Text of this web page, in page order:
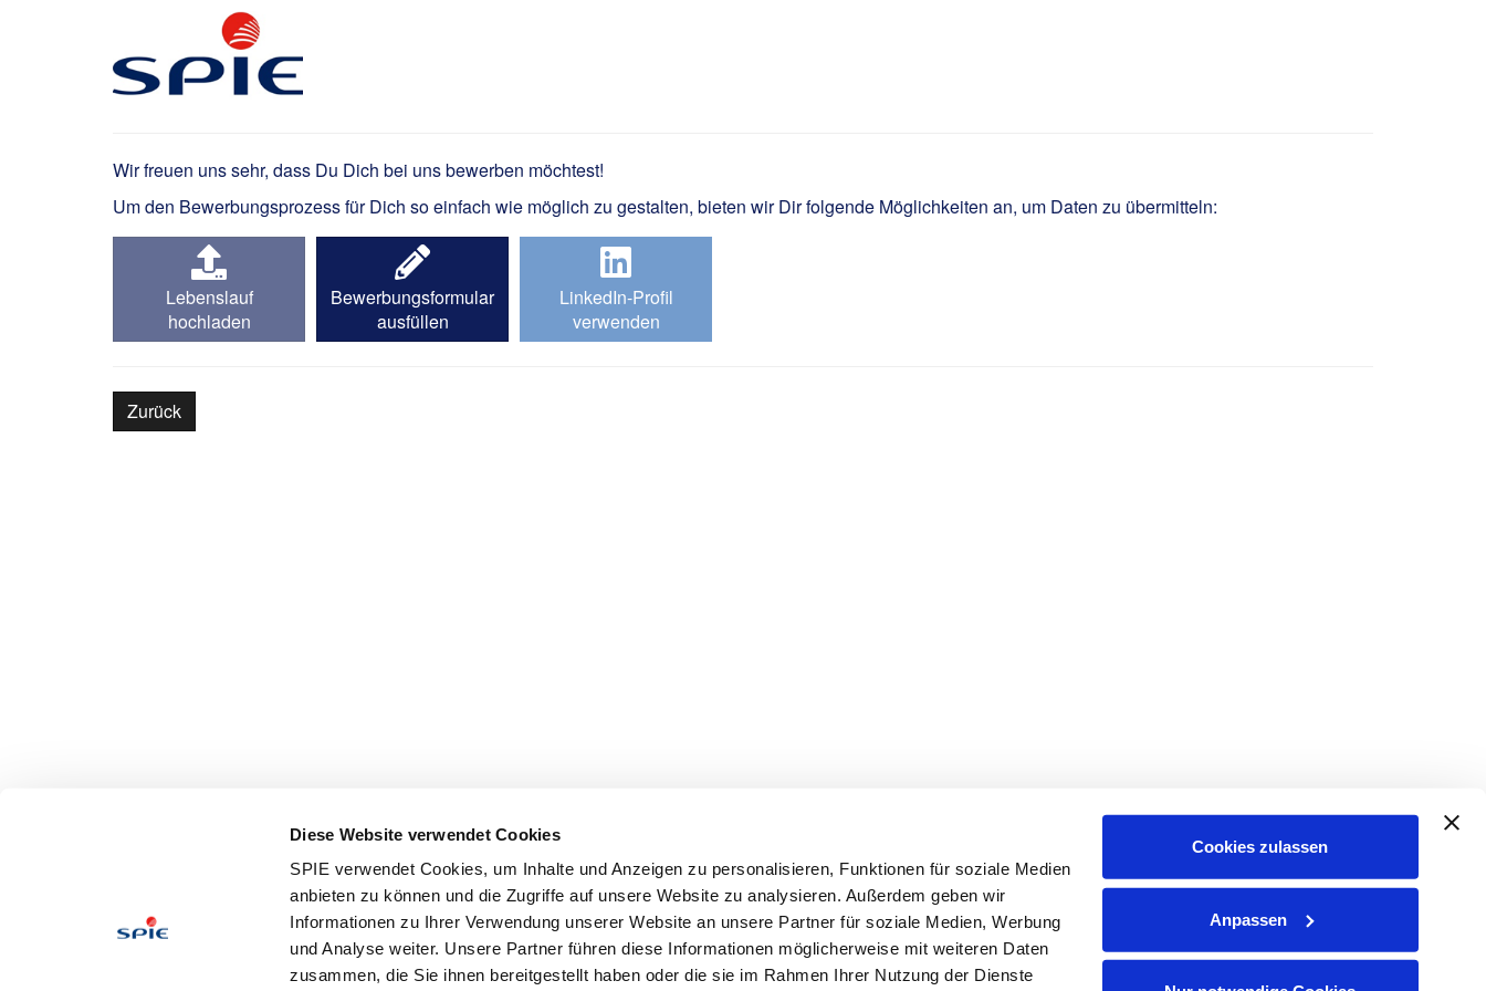
Diese Website verwendet Cookies
SPIE verwendet Cookies, um Inhalte und Anzeigen zu personalisieren, Funktionen für soziale Medien
anbieten zu können und die Zugriffe auf unsere Website zu analysieren. Außerdem geben wir
Informationen zu Ihrer Verwendung unserer Website an unsere Partner für soziale Medien, Werbung
und Analyse weiter. Unsere Partner führen diese Informationen möglicherweise mit weiteren Daten
zusammen, die Sie ihnen bereitgestellt haben oder die sie im Rahmen Ihrer Nutzung der Dienste
Cookies zulassen
Anpassen
Elektriker / Elektroniker / Monteur Elektromobilität m/w/d
Wir freuen uns sehr, dass Du Dich bei uns bewerben möchtest!
Um den Bewerbungsprozess für Dich so einfach wie möglich zu gestalten, bieten wir Dir folgende Möglichkeiten an, um Daten zu übermitteln:
Bewerbungsformular
ausfüllen
LinkedIn-Profil
verwenden
Lebenslauf
hochladen
Zurück